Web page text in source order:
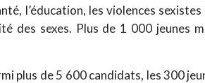
l’éducation, les violences
des sexes. Plus de 1 000 jeunes
plus de 5 600 candidats, les 300